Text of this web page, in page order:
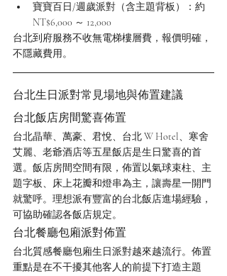
寶寶百日/週歲派對（含主題背板）：約
NT$6,000 ～ 12,000
台北到府服務不收無電梯樓層費，報價明確，
不隱藏費用。
台北生日派對常見場地與佈置建議
台北飯店房間驚喜佈置
台北晶華、萬豪、君悅、台北 W Hotel、寒舍
艾麗、老爺酒店等五星飯店是生日驚喜的首
選。飯店房間空間有限，佈置以氣球束柱、主
題字板、床上花瓣和燈串為主，讓壽星一開門
就驚呼。理想派有豐富的台北飯店進場經驗，
可協助確認各飯店規定。
台北餐廳包廂派對佈置
台北質感餐廳包廂生日派對越來越流行。佈置
重點是在不干擾其他客人的前提下打造主題